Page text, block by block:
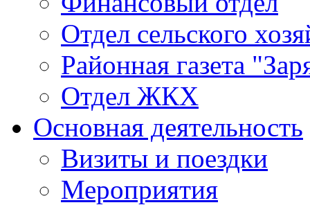
Отдел сельского
Районная газета
Отдел ЖКХ
Основная деятельность
Визиты и поездки
Мероприятия